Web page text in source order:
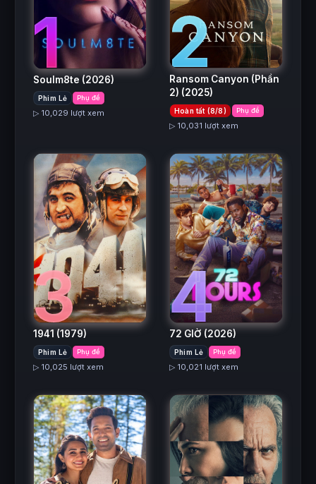
1
Soulm8te (2026)
Phim Lẻ Phụ đề
▷ 10,029 lượt xem
2
Ransom Canyon (Phần
2) (2025)
Hoàn tất (8/8) Phụ đề
▷ 10,031 lượt xem
3
1941 (1979)
Phim Lẻ Phụ đề
▷ 10,025 lượt xem
4
72 GIỜ (2026)
Phim Lẻ Phụ đề
▷ 10,021 lượt xem